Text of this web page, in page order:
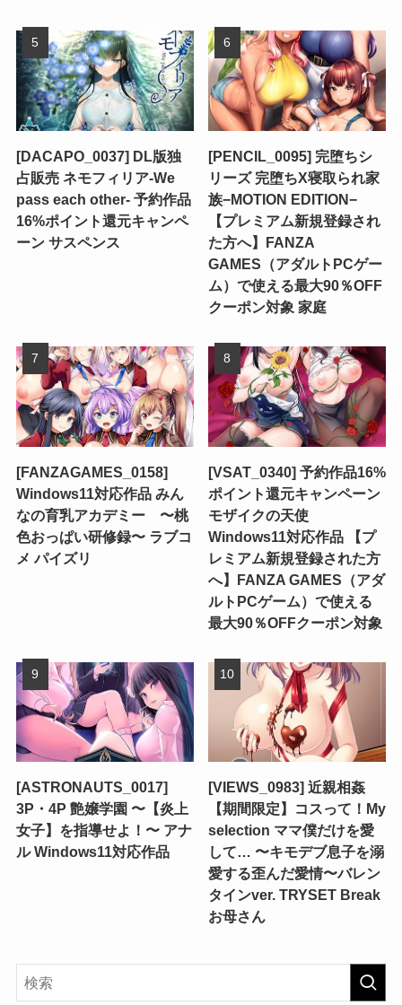
[DACAPO_0037] DL版独
占販売 ネモフィリア-We
pass each other- 予約作品
16%ポイント還元キャンペ
ーン サスペンス
[PENCIL_0095] 完堕ちシ
リーズ 完堕ちX寝取られ家
族−MOTION EDITION−
【プレミアム新規登録され
た方へ】FANZA
GAMES（アダルトPCゲー
ム）で使える最大90％OFF
クーポン対象 家庭
[FANZAGAMES_0158]
Windows11対応作品 みん
なの育乳アカデミー 〜桃
色おっぱい研修録〜 ラブコ
メ パイズリ
[VSAT_0340] 予約作品16%
ポイント還元キャンペーン
モザイクの天使
Windows11対応作品 【プ
レミアム新規登録された方
へ】FANZA GAMES（アダ
ルトPCゲーム）で使える
最大90％OFFクーポン対象
[ASTRONAUTS_0017]
3P・4P 艶嬢学園 〜【炎上
女子】を指導せよ！〜 アナ
ル Windows11対応作品
[VIEWS_0983] 近親相姦
【期間限定】コスって！My
selection ママ僕だけを愛
して… 〜キモデブ息子を溺
愛する歪んだ愛情〜バレン
タインver. TRYSET Break
お母さん